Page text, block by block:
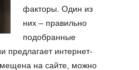
факторы. Один из
них – правильно
подобранные
предлагает интернет-
на сайте, можно